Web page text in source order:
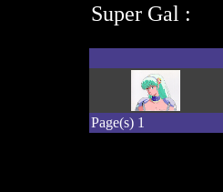
Super Gal :
Page(s) 1